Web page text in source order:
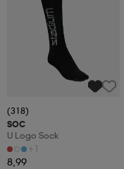
(318)
SOC
U Logo Sock
+1
8,99